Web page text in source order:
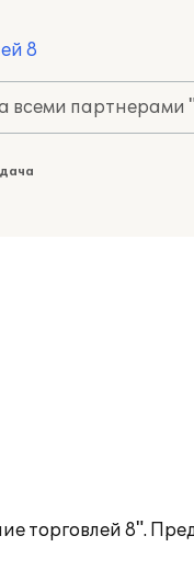
8
всеми партнерами
торговлей 8".